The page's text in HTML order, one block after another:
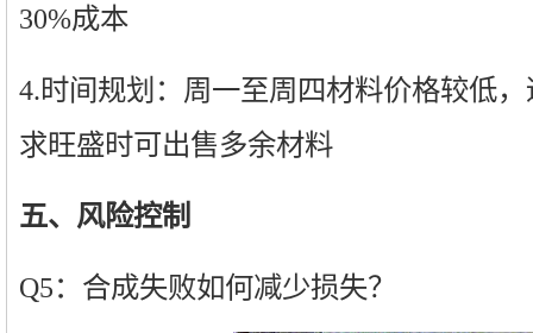
30%成本
4.时间规划：周一至周四材料价格较低
求旺盛时可出售多余材料
五、风险控制
Q5：合成失败如何减少损失？